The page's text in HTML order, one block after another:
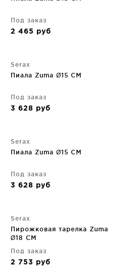
Под заказ
2 465 руб
Serax
Пиала Zuma Ø15 CM
Под заказ
3 628 руб
Serax
Пиала Zuma Ø15 CM
Под заказ
3 628 руб
Serax
Пирожковая тарелка Zuma
Ø18 CM
Под заказ
2 753 руб